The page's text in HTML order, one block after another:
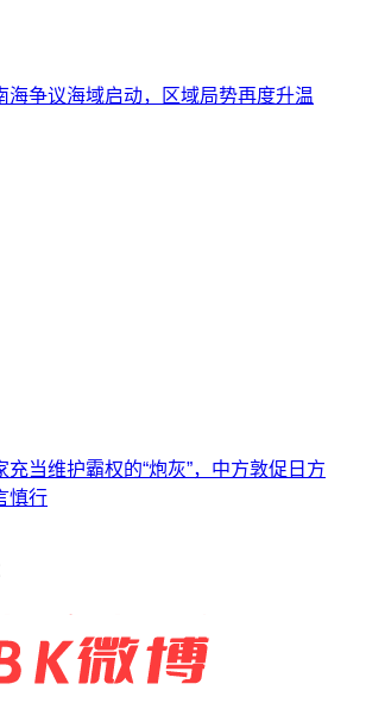
海争议海域启动，区域局势再度升温
当维护霸权的“炮灰”，中方敦促日方
慎行